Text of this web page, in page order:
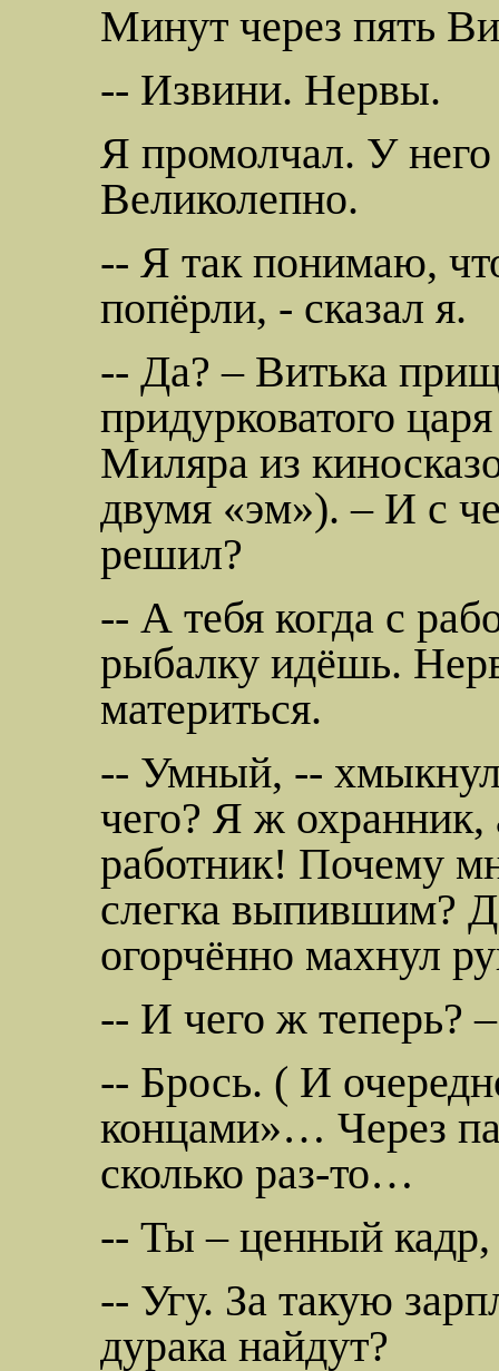
Минут через пять
-- Извини. Нервы.
Я промолчал. У него
Великолепно.
-- Я так понимаю,
попёрли, - сказал я.
-- Да? – Витька
придурковатого
Миляра из
двумя «эм»). – И с
решил?
-- А тебя когда с
рыбалку идёшь.
материться.
-- Умный, --
чего? Я ж охранник,
работник! Почему
слегка выпившим?
огорчённо махнул
-- И чего ж теперь?
-- Брось. ( И
концами»… Через
сколько раз-то…
-- Ты – ценный
-- Угу. За такую
дурака найдут?